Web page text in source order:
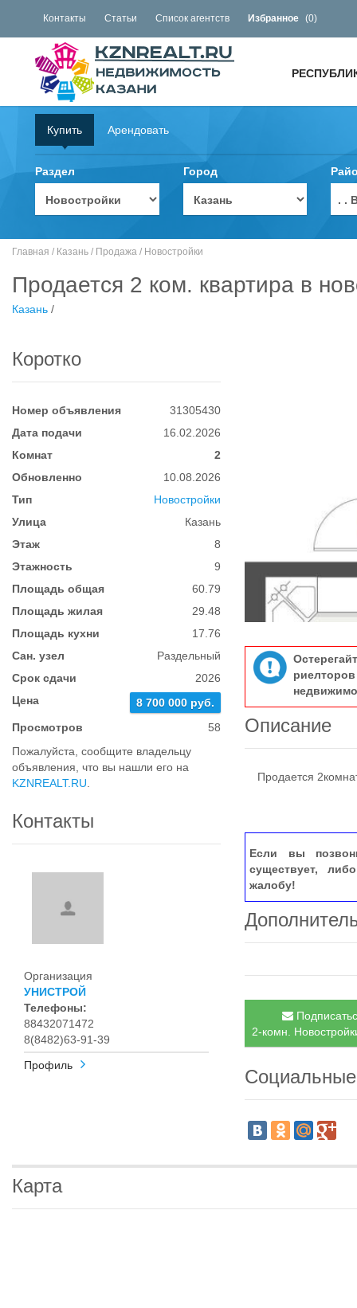
Контакты Статьи Список агентств Избранное (0)
Купить Арендовать
Раздел Город
. .
Главная / Казань / Продажа / Новостройки
Продается 2 ком. квартира в
Казань /
Коротко
Номер объявления
31305430
Дата подачи
16.02.2026
Комнат
2
Обновленно
10.08.2026
Тип
Новостройки
Улица
Казань
Этаж
8
Этажность
9
Площадь общая
60.79
Площадь жилая
29.48
Площадь кухни
17.76
Сан. узел
Раздельный
Срок сдачи
2026
Цена
8 700 000 руб.
Просмотров
58
Пожалуйста, сообщите владельцу
объявления, что вы нашли его на
KZNREALT.RU
Контакты
Организация
УНИСТРОЙ
Телефоны:
88432071472
8(8482)63-91-39
Профиль
Описание
Продается
Если вы
существует,
жалобу!
2-комн.
Карта